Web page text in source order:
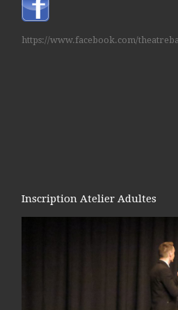
https://www.facebook.com/
Inscription Atelier Adultes